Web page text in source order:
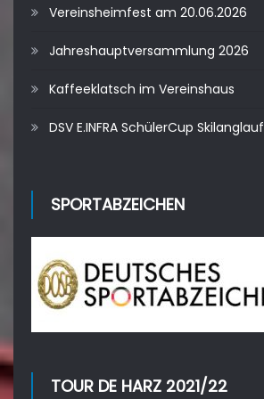
Vereinsheimfest am 20.06.2026
Jahreshauptversammlung 2026
Kaffeeklatsch im Vereinshaus
DSV E.INFRA SchülerCup Skilanglauf
SPORTABZEICHEN
TOUR DE HARZ 2021/22